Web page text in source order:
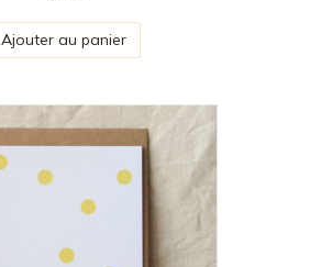
Ajouter au panier